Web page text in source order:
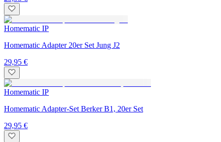
Homematic IP
Homematic Adapter 20er Set Jung J2
29,95 €
Homematic IP
Homematic Adapter-Set Berker B1, 20er Set
29,95 €